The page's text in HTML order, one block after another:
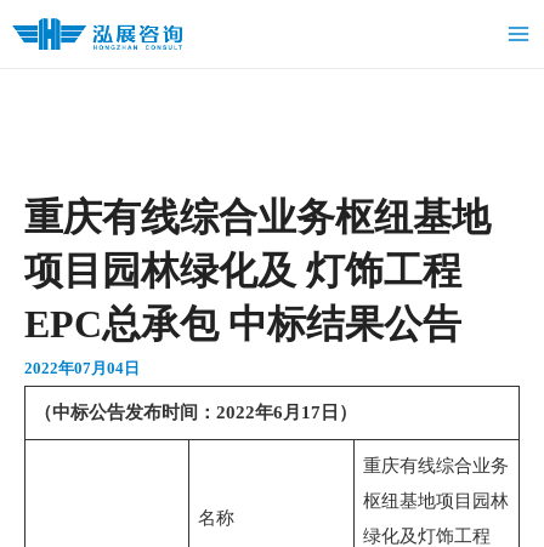
重庆有线综合业务枢纽基地
项目园林绿化及 灯饰工程
EPC总承包 中标结果公告
2022年07月04日
（中标公告发布时间：2022年6 月 17 日）
名称
重庆有线综合业务
枢纽基地项目园林
绿化及灯饰工程